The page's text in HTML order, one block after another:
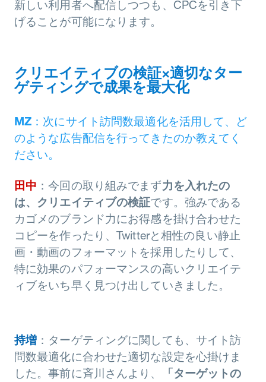
新しい利用者へ配信しつつも、CPCを引き下
げることが可能になります。
クリエイティブの検証×適切なター
ゲティングで成果を最大化
MZ ：次にサイト訪問数最適化を活用して、ど
のような広告配信を行ってきたのか教えてく
ださい。
田中 ：今回の取り組みでまず力を入れたの
は、クリエイティブの検証です。強みである
カゴメのブランド力にお得感を掛け合わせた
コピーを作ったり、Twitterと相性の良い静止
画・動画のフォーマットを採用したりして、
特に効果のパフォーマンスの高いクリエイテ
ィブをいち早く見つけ出していきました。
持増 ：ターゲティングに関しても、サイト訪
問数最適化に合わせた適切な設定を心掛けま
した。事前に斉川さんより、
「ターゲットの